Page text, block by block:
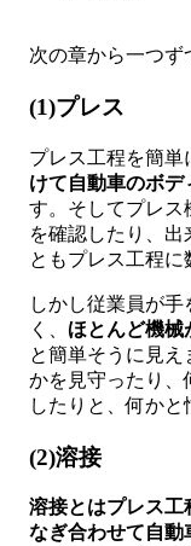
次の章から一つず
(1)プレス
プレス工程を簡単
けて自動車のボデ
す。そしてプレス
を確認したり、出
ともプレス工程に
しかし従業員が
く、 ほとんど機械
と簡単そうに見
かを見守ったり、
したりと、何かと
(2)溶接
溶接とはプレス工
なぎ合わせて自動